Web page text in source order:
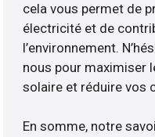
cela vous permet de
électricité et de
l’environnement.
nous pour maximiser
solaire et réduire vos
En somme, notre